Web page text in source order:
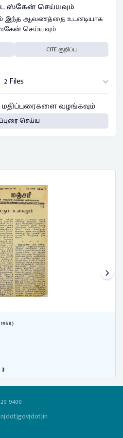
ஸ்கேன் செய்யவும்
இந்த ஆவணத்தை உடனடியாக
செய்யவும்..
CITE குறிப்பு
2 Files
மதிப்புரைகளை வழங்கவும்
செய்ய
3
9400